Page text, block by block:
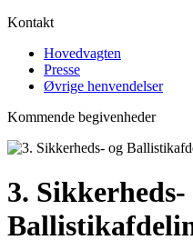
Kontakt
Hovedvagten
Presse
Øvrige henvendelser
Kommende begivenheder
3. Sikkerheds-